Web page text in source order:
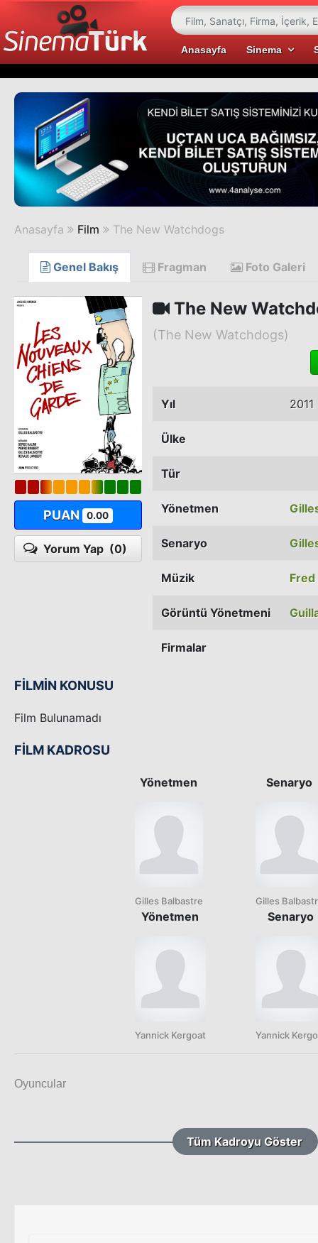
Anasayfa Sinema
Anasayfa Film The New Watchdogs
Genel Bakış Fragman Foto Galeri
PUAN 0.00
Yorum Yap (0)
The New
(The New Watchdogs)
Yıl 2011
Ülke
Tür
Yönetmen
Senaryo
Müzik Fred
Görüntü Yönetmeni
Firmalar
FİLMİN KONUSU
Film Bulunamadı
FİLM KADROSU
Yönetmen
Gilles Balbastre
Yönetmen
Yannick Kergoat
Senaryo
Gilles
Senaryo
Yannick
Oyuncular
Tüm Kadroyu Göster